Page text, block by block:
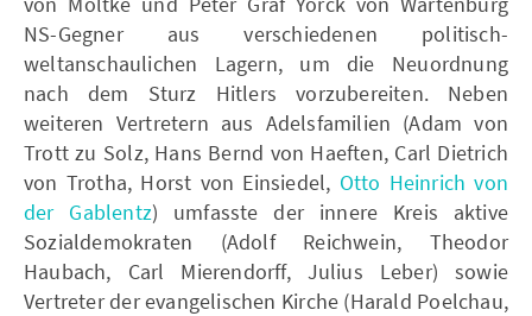
NS-Gegner aus verschiedenen politisch-
weltanschaulichen Lagern, um die Neuordnung
nach dem Sturz Hitlers vorzubereiten. Neben
weiteren Vertretern aus Adelsfamilien (Adam von
Trott zu Solz, Hans Bernd von Haeften, Carl Dietrich
von Trotha, Horst von Einsiedel, Otto Heinrich von
der Gablentz) umfasste der innere Kreis aktive
Sozialdemokraten (Adolf Reichwein, Theodor
Haubach, Carl Mierendorff, Julius Leber) sowie
Vertreter der evangelischen Kirche (Harald Poelchau,